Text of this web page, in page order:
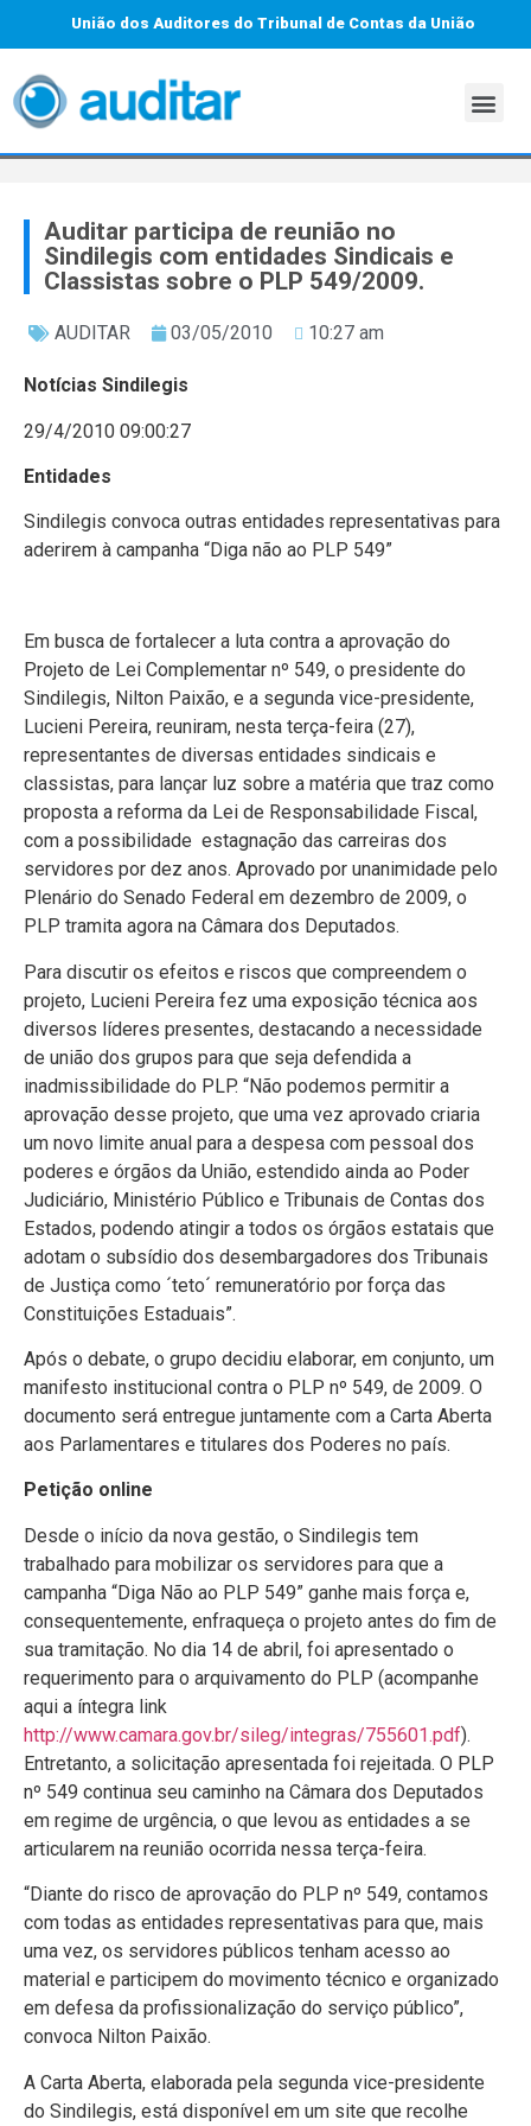
União dos Auditores do Tribunal de Contas da União
Auditar participa de reunião no
Sindilegis com entidades Sindicais e
Classistas sobre o PLP 549/2009.
AUDITAR 03/05/2010 10:27 am
Notícias Sindilegis
29/4/2010 09:00:27
Entidades
Sindilegis convoca outras entidades representativas para
aderirem à campanha “Diga não ao PLP 549”
Em busca de fortalecer a luta contra a aprovação do
Projeto de Lei Complementar nº 549, o presidente do
Sindilegis, Nilton Paixão, e a segunda vice-presidente,
Lucieni Pereira, reuniram, nesta terça-feira (27),
representantes de diversas entidades sindicais e
classistas, para lançar luz sobre a matéria que traz como
proposta a reforma da Lei de Responsabilidade Fiscal,
com a possibilidade estagnação das carreiras dos
servidores por dez anos. Aprovado por unanimidade pelo
Plenário do Senado Federal em dezembro de 2009, o
PLP tramita agora na Câmara dos Deputados.
Para discutir os efeitos e riscos que compreendem o
projeto, Lucieni Pereira fez uma exposição técnica aos
diversos líderes presentes, destacando a necessidade
de união dos grupos para que seja defendida a
inadmissibilidade do PLP. “Não podemos permitir a
aprovação desse projeto, que uma vez aprovado criaria
um novo limite anual para a despesa com pessoal dos
poderes e órgãos da União, estendido ainda ao Poder
Judiciário, Ministério Público e Tribunais de Contas dos
Estados, podendo atingir a todos os órgãos estatais que
adotam o subsídio dos desembargadores dos Tribunais
de Justiça como ´teto´ remuneratório por força das
Constituições Estaduais”.
Após o debate, o grupo decidiu elaborar, em conjunto, um
manifesto institucional contra o PLP nº 549, de 2009. O
documento será entregue juntamente com a Carta Aberta
aos Parlamentares e titulares dos Poderes no país.
Petição online
Desde o início da nova gestão, o Sindilegis tem
trabalhado para mobilizar os servidores para que a
campanha “Diga Não ao PLP 549” ganhe mais força e,
consequentemente, enfraqueça o projeto antes do fim de
sua tramitação. No dia 14 de abril, foi apresentado o
requerimento para o arquivamento do PLP (acompanhe
aqui a íntegra link
http://www.camara.gov.br/sileg/integras/755601.pdf).
Entretanto, a solicitação apresentada foi rejeitada. O PLP
nº 549 continua seu caminho na Câmara dos Deputados
em regime de urgência, o que levou as entidades a se
articularem na reunião ocorrida nessa terça-feira.
“Diante do risco de aprovação do PLP nº 549, contamos
com todas as entidades representativas para que, mais
uma vez, os servidores públicos tenham acesso ao
material e participem do movimento técnico e organizado
em defesa da profissionalização do serviço público”,
convoca Nilton Paixão.
A Carta Aberta, elaborada pela segunda vice-presidente
do Sindilegis, está disponível em um site que recolhe